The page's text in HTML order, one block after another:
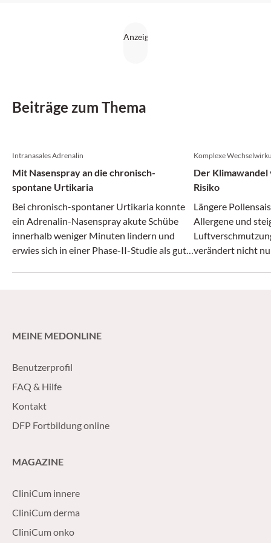
Beiträge zum Thema
Intranasales Adrenalin
Mit Nasenspray an die chronisch-
spontane Urtikaria
Bei chronisch-spontaner Urtikaria konnte
ein Adrenalin-Nasenspray akute Schübe
innerhalb weniger Minuten lindern und
erwies sich in einer Phase-II-Studie als gut
Komplexe
Der
Risiko
Längere
Allergene und
verändert nicht
MEINE MEDONLINE
Benutzerprofil
FAQ & Hilfe
Kontakt
DFP Fortbildung online
MAGAZINE
CliniCum innere
CliniCum derma
CliniCum onko